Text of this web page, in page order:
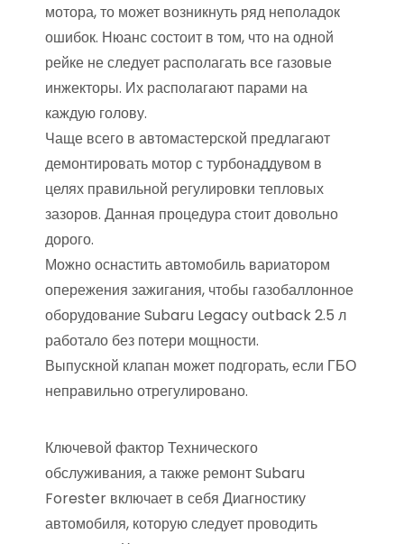
мотора, то может возникнуть ряд неполадок
ошибок. Нюанс состоит в том, что на одной
рейке не следует располагать все газовые
инжекторы. Их располагают парами на
каждую голову.
Чаще всего в автомастерской предлагают
демонтировать мотор с турбонаддувом в
целях правильной регулировки тепловых
зазоров. Данная процедура стоит довольно
дорого.
Можно оснастить автомобиль вариатором
опережения зажигания, чтобы газобаллонное
оборудование Subaru Legacy outback 2.5 л
работало без потери мощности.
Выпускной клапан может подгорать, если ГБО
неправильно отрегулировано.
Ключевой фактор Технического
обслуживания, а также ремонт Subaru
Forester включает в себя Диагностику
автомобиля, которую следует проводить